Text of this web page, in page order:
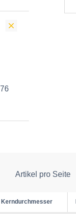
Artikel pro Seite
Kerndurchmesser